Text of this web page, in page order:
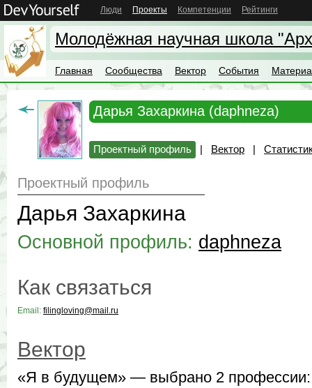
Люди Проекты Компетенции Рейтинги
Молодёжная научная школа
Главная Сообщества Вектор События
Дарья Захаркина (daphneza)
Проектный профиль | Вектор |
Проектный профиль
Дарья Захаркина
Основной профиль: daphneza
Как связаться
Email: filingloving@mail.ru
Вектор
«Я в будущем» — выбрано 2 профессии: